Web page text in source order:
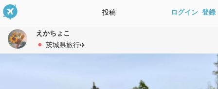
投稿 ログイン 登録
えかちょこ
茨城県旅行✈️